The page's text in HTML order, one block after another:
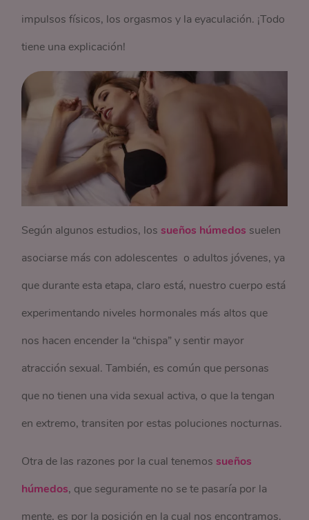
impulsos físicos, los orgasmos y la eyaculación. ¡Todo
tiene una explicación!
Según algunos estudios, lossueños húmedos suelen
asociarse más con adolescentes o adultos jóvenes, ya
que durante esta etapa, claro está, nuestro cuerpo está
experimentando niveles hormonales más altos que
nos hacen encender la “chispa” y sentir mayor
atracción sexual. También, es común que personas
que no tienen una vida sexual activa, o que la tengan
en extremo, transiten por estas poluciones nocturnas.
Otra de las razones por la cual tenemossueños
húmedos, que seguramente no se te pasaría por la
mente, es por la posición en la cual nos encontramos.